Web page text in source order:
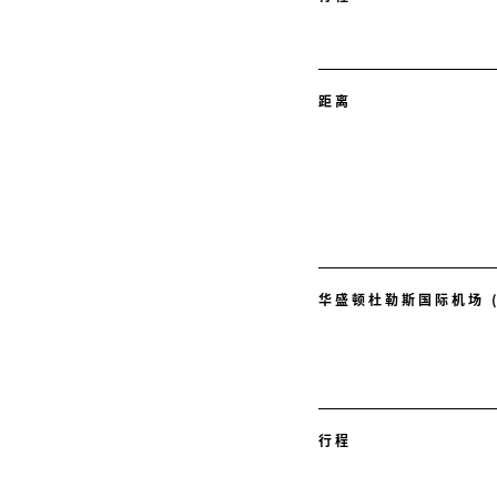
距离
华盛顿杜勒斯国际机
行程